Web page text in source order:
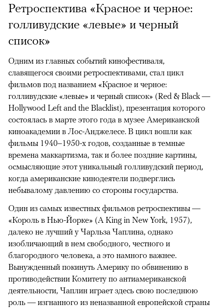
Ретроспектива «Красное и черное:
голливудские «левые» и черный
список»
Одним из главных событий кинофестиваля,
славящегося своими ретроспективами, стал цикл
фильмов под названием «Красное и черное:
голливудские «левые» и черный список» (Red & Black —
Hollywood Left and the Blacklist), презентация которого
состоялась в марте этого года в музее Американской
киноакадемии в Лос-Анджелесе. В цикл вошли как
фильмы 1940–1950-х годов, созданные в темные
времена маккартизма, так и более поздние картины,
осмысляющие этот уникальный голливудский период,
когда американские кинодеятели подверглись
небывалому давлению со стороны государства.
Один из самых известных фильмов ретроспективы —
«Король в Нью-Йорке» (A King in New York, 1957),
далеко не лучший у Чарльза Чаплина, однако
изобличающий в нем свободного, честного и
благородного человека, а это намного важнее.
Вынужденный покинуть Америку по обвинению в
противодействии Комитету по антиамериканской
деятельности, Чаплин играет здесь свою последнюю
роль — изгнанного из неназванной европейской страны